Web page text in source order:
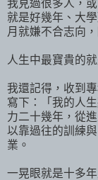
我見過很多人，
就是好幾年、大
月就嫌不合志向
人生中最寶貴的
我還記得，收到
寫下：「我的人
力二十幾年，從
以靠過往的訓練
業。
一晃眼就是十多